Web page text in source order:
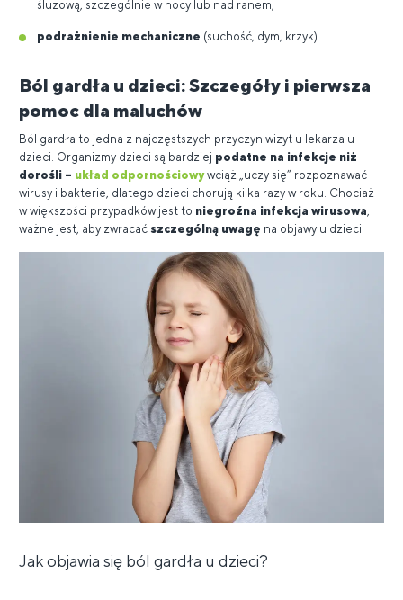
śluzową, szczególnie w nocy lub nad ranem,
podrażnienie mechaniczne (suchość, dym, krzyk).
Ból gardła u dzieci: Szczegóły i pierwsza
pomoc dla maluchów
Ból gardła to jedna z najczęstszych przyczyn wizyt u lekarza u
dzieci. Organizmy dzieci są bardziej podatne na infekcje niż
dorośli – układ odpornościowywciąż „uczy się” rozpoznawać
wirusy i bakterie, dlatego dzieci chorują kilka razy w roku. Chociaż
w większości przypadków jest to niegroźna infekcja wirusowa
ważne jest, aby zwracać szczególną uwagę na objawy u dzieci.
Jak objawia się ból gardła u dzieci?